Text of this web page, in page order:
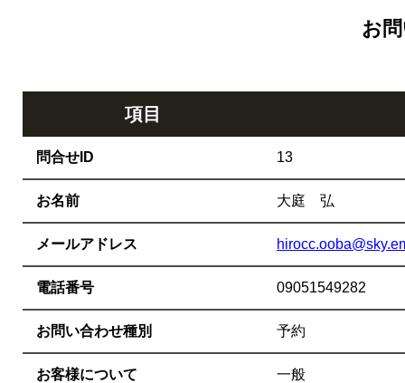
お
項目
問合せID 13
お名前 大庭 弘
メールアドレス
電話番号 09051549282
お問い合わせ種別 予約
お客様について 一般